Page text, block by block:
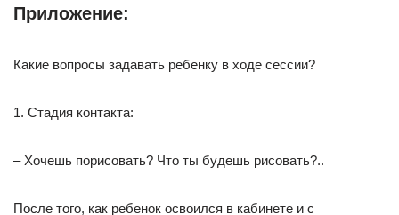
Приложение:
Какие вопросы задавать ребенку в ходе сессии?
1. Стадия контакта:
– Хочешь порисовать? Что ты будешь рисовать?..
После того, как ребенок освоился в кабинете и с